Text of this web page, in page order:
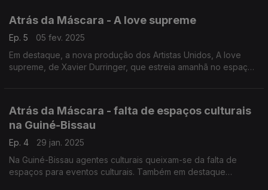
Atrás da Máscara - A love supreme
Ep. 5
05 fev. 2025
Em destaque, a nova produção dos Artistas Unidos, A love
supreme, de Xavier Durringer, que estreia amanhã no espaço
Atrás da Máscara - falta de espaços culturais
na Guiné-Bissau
Ep. 4
29 jan. 2025
Na Guiné-Bissau agentes culturais queixam-se da falta de
espaços para eventos culturais. Também em destaque